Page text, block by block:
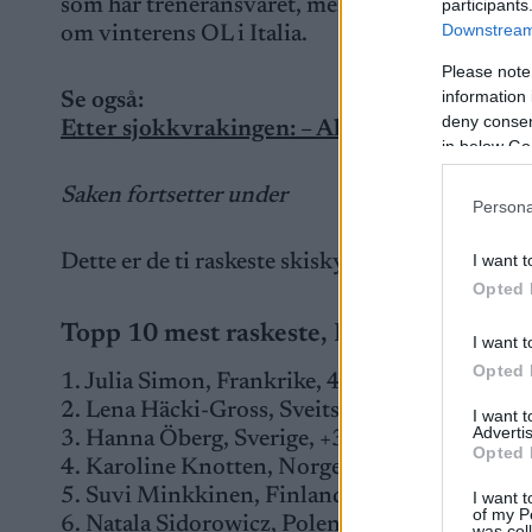
Please
information
deny
in below
I want
Opted
I want
Opted
I want
Opted
I want
of my
som har treneransvaret, mens mamma Ann
om vinterens OL i Italia.
Se også:
Etter sjokkvrakingen: – Aldri hatt flere å
Saken fortsetter under
Dette er de ti raskeste skiskytterne, basert på
Topp 10 mest raskeste, IBU
1. Julia Simon, Frankrike, 43.5 sekunder
2. Lena Häcki-Gross, Sveits. +2.3 sekunder
3. Hanna Öberg, Sverige, +3.1
4. Karoline Knotten, Norge, +3.3
5. Suvi Minkkinen, Finland, +4.2
6. Natala Sidorowicz, Polen, +4.3